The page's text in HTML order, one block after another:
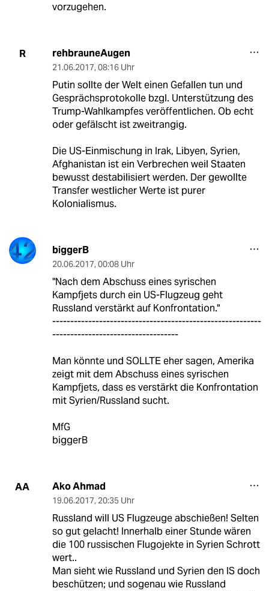
vorzugehen.
R rehbrauneAugen
21.06.2017, 08:16 Uhr
Putin sollte der Welt einen Gefallen tun und
Gesprächsprotokolle bzgl. Unterstützung des
Trump-Wahlkampfes veröffentlichen. Ob echt
oder gefälscht ist zweitrangig.
Die US-Einmischung in Irak, Libyen, Syrien,
Afghanistan ist ein Verbrechen weil Staaten
bewusst destabilisiert werden. Der gewollte
Transfer westlicher Werte ist purer
Kolonialismus.
biggerB
20.06.2017, 00:08 Uhr
"Nach dem Abschuss eines syrischen
Kampfjets durch ein US-Flugzeug geht
Russland verstärkt auf Konfrontation."
----------------------------------------------------------
-----------------------------------
Man könnte und SOLLTE eher sagen, Amerika
zeigt mit dem Abschuss eines syrischen
Kampfjets, dass es verstärkt die Konfrontation
mit Syrien/Russland sucht.
MfG
biggerB
AA Ako Ahmad
19.06.2017, 20:35 Uhr
Russland will US Flugzeuge abschießen! Selten
so gut gelacht! Innerhalb einer Stunde wären
die 100 russischen Flugojekte in Syrien Schrott
wert..
Man sieht wie Russland und Syrien den IS doch
beschützen; und sogenau wie Russland